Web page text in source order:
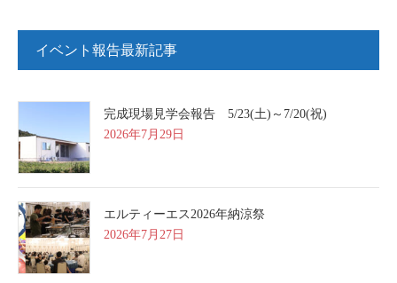
イベント報告最新記事
完成現場見学会報告 5/23(土)～7/20(祝)
2026年7月29日
エルティーエス2026年納涼祭
2026年7月27日